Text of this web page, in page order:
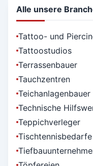
Alle unsere
Tattoo- und
Tattoostudios
Terrassenbauer
Tauchzentren
Teichanlagenbauer
Technische
Teppichverleger
Tischtennisbedarfe